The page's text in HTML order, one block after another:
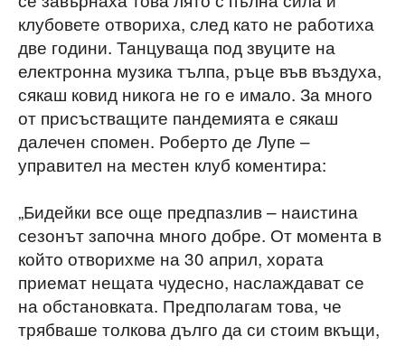
клубовете отвориха, след като не работиха
две години. Танцуваща под звуците на
електронна музика тълпа, ръце във въздуха,
сякаш ковид никога не го е имало. За много
от присъстващите пандемията е сякаш
далечен спомен. Роберто де Лупе –
управител на местен клуб коментира:
„Бидейки все още предпазлив – наистина
сезонът започна много добре. От момента в
който отворихме на 30 април, хората
приемат нещата чудесно, наслаждават се
на обстановката. Предполагам това, че
трябваше толкова дълго да си стоим вкъщи,